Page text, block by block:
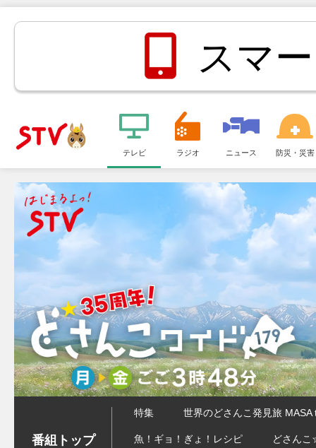
ＳＴＶ札
幌テレビ
スマ
メ
ュ
テレビ ラジオ ニュース 防災・災害
番組トップ
特集 世界のどさんこ発見旅 MASA
魚！ギョ！ぎょ！レシピ どさん